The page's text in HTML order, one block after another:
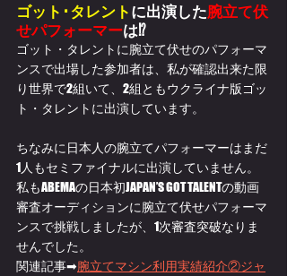
ゴット･タレントに出演した腕立て伏
せパフォーマーは⁉
ゴット・タレントに腕立て伏せのパフォーマ
ンスで出場した参加者は、私が確認出来た限
り世界で2組いて、2組ともウクライナ版ゴッ
ト・タレントに出演しています。
ちなみに日本人の腕立てパフォーマーはまだ
1人もセミファイナルに出演していません。
私もABEMAの日本初JAPAN’S GOT TALENTの動画
審査オーディションに腕立て伏せパフォーマ
ンスで挑戦しましたが、1次審査突破なりま
せんでした。
関連記事➡腕立てマシン利用実績紹介②ジャ